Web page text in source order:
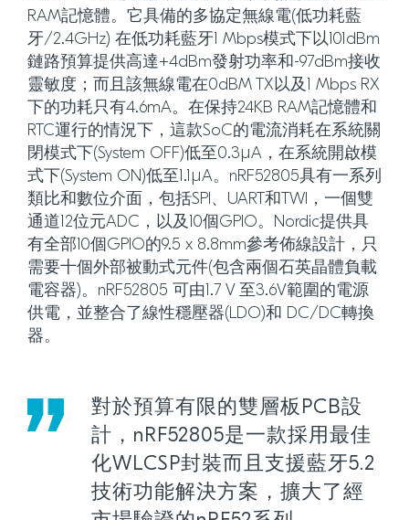
RAM記憶體。它具備的多協定無線電(低功耗藍
牙/2.4GHz) 在低功耗藍牙1 Mbps模式下以101dBm
鏈路預算提供高達+4dBm發射功率和-97dBm接收
靈敏度；而且該無線電在0dBM TX以及1 Mbps RX
下的功耗只有4.6mA。在保持24KB RAM記憶體和
RTC運行的情況下，這款SoC的電流消耗在系統關
閉模式下(System OFF)低至0.3µA，在系統開啟模
式下(System ON)低至1.1µA。nRF52805具有一系列
類比和數位介面，包括SPI、UART和TWI，一個雙
通道12位元ADC，以及10個GPIO。Nordic提供具
有全部10個GPIO的9.5 x 8.8mm參考佈線設計，只
需要十個外部被動式元件(包含兩個石英晶體負載
電容器)。nRF52805 可由1.7 V 至3.6V範圍的電源
供電，並整合了線性穩壓器(LDO)和 DC/DC轉換
器。
對於預算有限的雙層板PCB設
計，nRF52805是一款採用最佳
化WLCSP封裝而且支援藍牙5.2
技術功能解決方案，擴大了經